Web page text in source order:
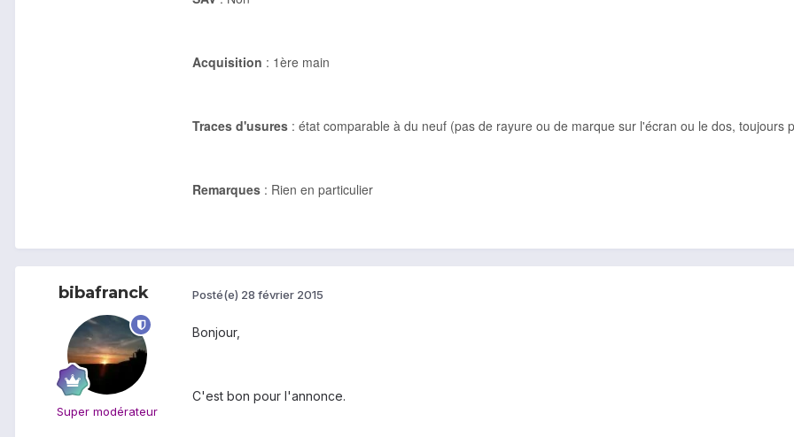
Acquisition : 1ère main
Traces d'usures : état comparable à du neuf (pas de rayure ou de marque sur l'écran ou le dos, toujours
Remarques : Rien en particulier
bibafranck
Super modérateur
Posté(e) 28 février 2015
Bonjour,
C'est bon pour l'annonce.